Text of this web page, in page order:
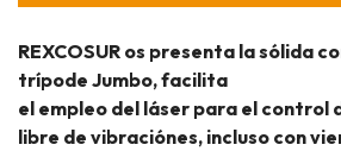
REXCOSUR os presenta la sólida
trípode Jumbo, facilita
el empleo del láser para el control
libre de vibraciónes, incluso con